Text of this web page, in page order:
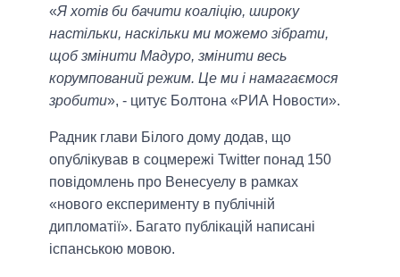
«Я хотів би бачити коаліцію, широку
настільки, наскільки ми можемо зібрати,
щоб змінити Мадуро, змінити весь
корумпований режим. Це ми і намагаємося
зробити», - цитує Болтона «РИА Новости».
Радник глави Білого дому додав, що
опублікував в соцмережі Twitter понад 150
повідомлень про Венесуелу в рамках
«нового експерименту в публічній
дипломатії». Багато публікацій написані
іспанською мовою.